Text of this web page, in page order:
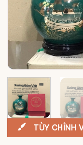
TÙY CHỈNH